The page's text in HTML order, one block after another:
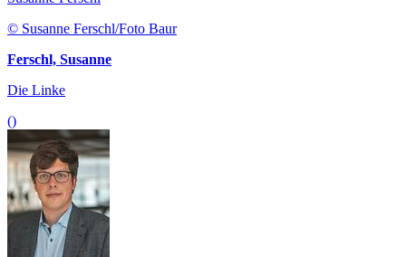
© Susanne Ferschl/Foto Baur
Ferschl, Susanne
Die Linke
()